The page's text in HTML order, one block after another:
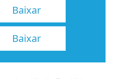
Baixar
Baixar